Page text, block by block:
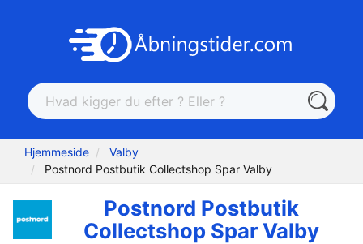
Hjemmeside
Valby
Postnord Postbutik Collectshop Spar Valby
Postnord Postbutik
Collectshop Spar Valby